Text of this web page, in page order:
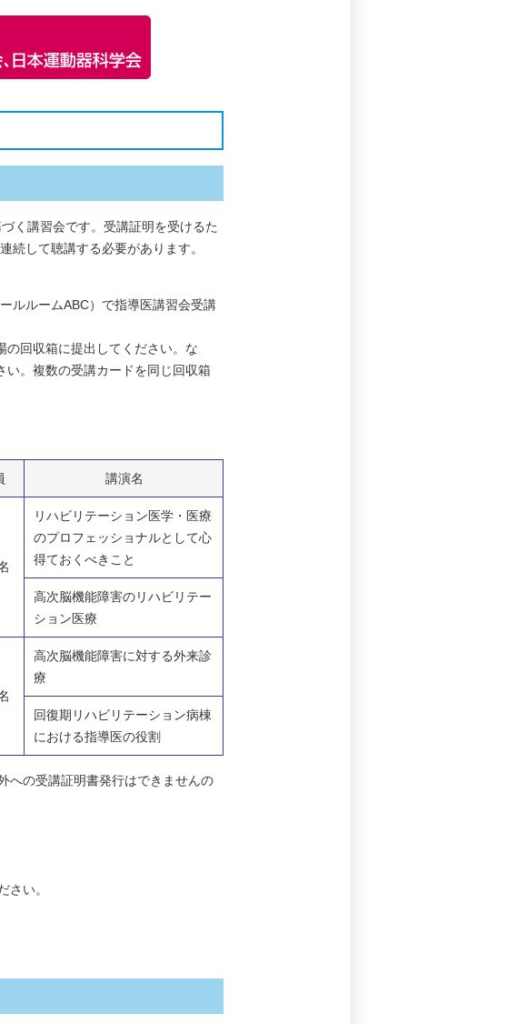
く講習会です。受講証明を受けるた
して聴講する必要があります。
ルルームABC）で指導医講習会受講
回収箱に提出してください。な
い。複数の受講カードを同じ回収箱
講演名
リハビリテーション医学・医療
のプロフェッショナルとして心
得ておくべきこと
高次脳機能障害のリハビリテー
ション医療
高次脳機能障害に対する外来診
療
回復期リハビリテーション病棟
における指導医の役割
への受講証明書発行はできませんの
さい。